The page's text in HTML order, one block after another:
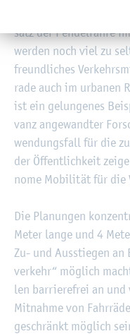
satz der Pen­del­fäh­re
wer­den noch viel zu
freund­li­ches
ra­de auch im ur­ba­nen
ist ein ge­lun­ge­nes
vanz an­ge­wand­ter
wen­dungs­fall für die
der Öf­fent­lich­keit
no­me Mo­bi­li­tät für die
Die Pla­nun­gen
Meter lange und 4
Zu- und Aus­stie­gen
ver­kehr“ mög­lich
len bar­rie­re­frei an und
Mit­nah­me von
ge­schränkt mög­lich